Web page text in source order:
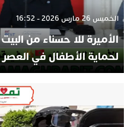
الخميس 26 مارس 2026 - 16:52
الأميرة للا حسناء من
لحماية الأطفال في العصر